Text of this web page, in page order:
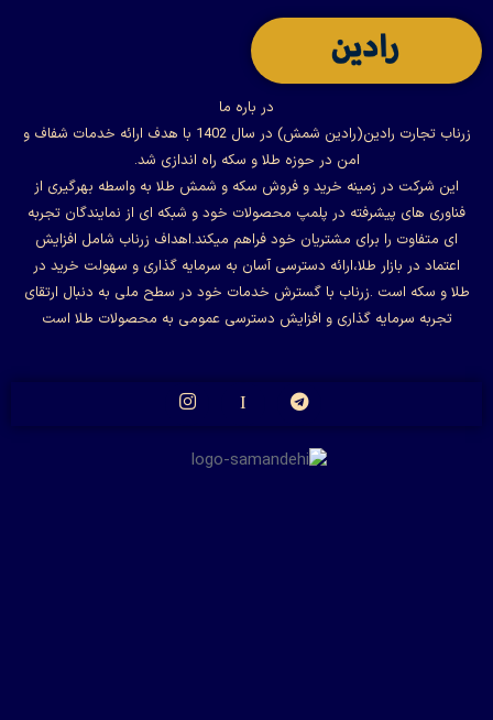
در باره ما
زرناب تجارت رادین(رادین شمش) در سال 1402 با هدف ارائه خدمات شفاف و
امن در حوزه طلا و سکه راه اندازی شد.
این شرکت در زمینه خرید و فروش سکه و شمش طلا به واسطه بهرگیری از
فناوری های پیشرفته در پلمپ محصولات خود و شبکه ای از نمایندگان تجربه
ای متفاوت را برای مشتریان خود فراهم میکند.اهداف زرناب شامل افزایش
اعتماد در بازار طلا،ارائه دسترسی آسان به سرمایه گذاری و سهولت خرید در
طلا و سکه است .زرناب با گسترش خدمات خود در سطح ملی به دنبال ارتقای
تجربه سرمایه گذاری و افزایش دسترسی عمومی به محصولات طلا است